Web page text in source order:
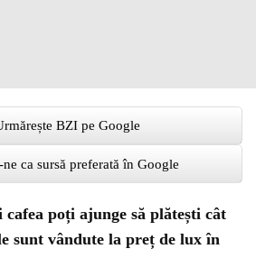
BZI pe Google
ca sursă preferată în Google
cafea poți ajunge să plătești cât
sunt vândute la preț de lux în